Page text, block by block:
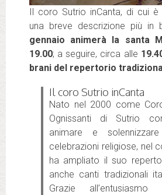
Il coro Sutrio inCanta, di cui
una breve descrizione più in
gennaio animerà la santa
19.00; a seguire, circa alle
brani del repertorio
Il coro Sutrio inCanta
Nato nel 2000 come
Ognissanti di Sutrio
animare e
celebrazioni religiose, nel
ha ampliato il suo
anche canti tradizionali
Grazie